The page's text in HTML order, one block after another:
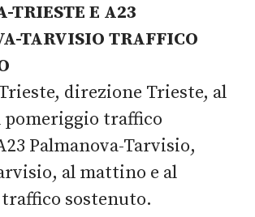
TRIESTE E A23
TARVISIO TRAFFICO
direzione Trieste, al
pomeriggio traffico
Palmanova-Tarvisio,
al mattino e al
sostenuto.